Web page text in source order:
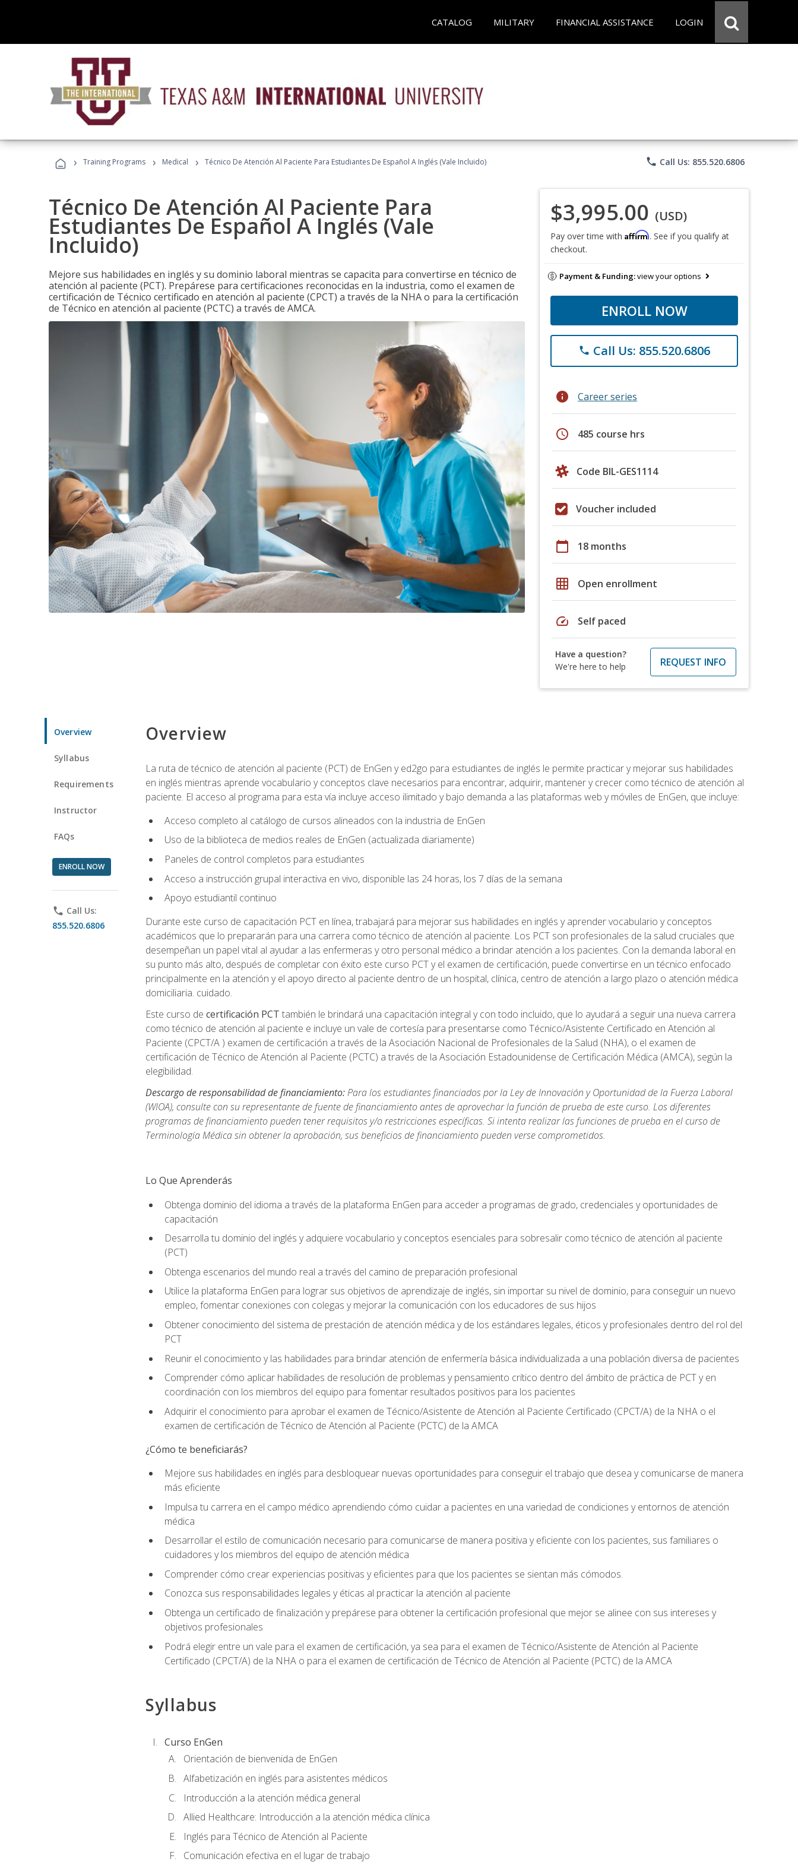
CATALOG MILITARY FINANCIAL ASSISTANCE LOGIN
› Training Programs › Medical › Técnico De Atención Al Paciente Para Estudiantes De Español A Inglés (Vale Incluido) phone Call Us: 855.520.6806
Técnico De Atención Al Paciente Para
Estudiantes De Español A Inglés (Vale
Incluido)
Mejore sus habilidades en inglés y su dominio laboral mientras se capacita para convertirse en técnico de
atención al paciente (PCT). Prepárese para certificaciones reconocidas en la industria, como el examen de
certificación de Técnico certificado en atención al paciente (CPCT) a través de la NHA o para la certificación
de Técnico en atención al paciente (PCTC) a través de AMCA.
$3,995.00 (USD)
Pay over time with Affirm. See if you qualify at
checkout.
Payment & Funding:view your options
ENROLL NOW
phone Call Us: 855.520.6806
info Career series
schedule 485 course hrs
Code BIL-GES1114
Voucher included
calendar_today 18 months
grid_on Open enrollment
speed Self paced
Have a question?
We're here to help
REQUEST INFO
Overview
Syllabus
Requirements
Instructor
FAQs
ENROLL NOW
phone Call Us:
855.520.6806
Overview
La ruta de técnico de atención al paciente (PCT) de EnGen y ed2go para estudiantes de inglés le permite practicar y mejorar sus habilidades
en inglés mientras aprende vocabulario y conceptos clave necesarios para encontrar, adquirir, mantener y crecer como técnico de atención al
paciente. El acceso al programa para esta vía incluye acceso ilimitado y bajo demanda a las plataformas web y móviles de EnGen, que incluye:
Acceso completo al catálogo de cursos alineados con la industria de EnGen
Uso de la biblioteca de medios reales de EnGen (actualizada diariamente)
Paneles de control completos para estudiantes
Acceso a instrucción grupal interactiva en vivo, disponible las 24 horas, los 7 días de la semana
Apoyo estudiantil continuo
Durante este curso de capacitación PCT en línea, trabajará para mejorar sus habilidades en inglés y aprender vocabulario y conceptos
académicos que lo prepararán para una carrera como técnico de atención al paciente. Los PCT son profesionales de la salud cruciales que
desempeñan un papel vital al ayudar a las enfermeras y otro personal médico a brindar atención a los pacientes. Con la demanda laboral en
su punto más alto, después de completar con éxito este curso PCT y el examen de certificación, puede convertirse en un técnico enfocado
principalmente en la atención y el apoyo directo al paciente dentro de un hospital, clínica, centro de atención a largo plazo o atención médica
domiciliaria. cuidado.
Este curso de certificación PCT también le brindará una capacitación integral y con todo incluido, que lo ayudará a seguir una nueva carrera
como técnico de atención al paciente e incluye un vale de cortesía para presentarse como Técnico/Asistente Certificado en Atención al
Paciente (CPCT/A ) examen de certificación a través de la Asociación Nacional de Profesionales de la Salud (NHA), o el examen de
certificación de Técnico de Atención al Paciente (PCTC) a través de la Asociación Estadounidense de Certificación Médica (AMCA), según la
elegibilidad.
Descargo de responsabilidad de financiamiento:Para los estudiantes financiados por la Ley de Innovación y Oportunidad de la Fuerza Laboral
(WIOA), consulte con su representante de fuente de financiamiento antes de aprovechar la función de prueba de este curso. Los diferentes
programas de financiamiento pueden tener requisitos y/o restricciones específicas. Si intenta realizar las funciones de prueba en el curso de
Terminología Médica sin obtener la aprobación, sus beneficios de financiamiento pueden verse comprometidos.
Lo Que Aprenderás
Obtenga dominio del idioma a través de la plataforma EnGen para acceder a programas de grado, credenciales y oportunidades de
capacitación
Desarrolla tu dominio del inglés y adquiere vocabulario y conceptos esenciales para sobresalir como técnico de atención al paciente
(PCT)
Obtenga escenarios del mundo real a través del camino de preparación profesional
Utilice la plataforma EnGen para lograr sus objetivos de aprendizaje de inglés, sin importar su nivel de dominio, para conseguir un nuevo
empleo, fomentar conexiones con colegas y mejorar la comunicación con los educadores de sus hijos
Obtener conocimiento del sistema de prestación de atención médica y de los estándares legales, éticos y profesionales dentro del rol del
PCT
Reunir el conocimiento y las habilidades para brindar atención de enfermería básica individualizada a una población diversa de pacientes
Comprender cómo aplicar habilidades de resolución de problemas y pensamiento crítico dentro del ámbito de práctica de PCT y en
coordinación con los miembros del equipo para fomentar resultados positivos para los pacientes
Adquirir el conocimiento para aprobar el examen de Técnico/Asistente de Atención al Paciente Certificado (CPCT/A) de la NHA o el
examen de certificación de Técnico de Atención al Paciente (PCTC) de la AMCA
¿Cómo te beneficiarás?
Mejore sus habilidades en inglés para desbloquear nuevas oportunidades para conseguir el trabajo que desea y comunicarse de manera
más eficiente
Impulsa tu carrera en el campo médico aprendiendo cómo cuidar a pacientes en una variedad de condiciones y entornos de atención
médica
Desarrollar el estilo de comunicación necesario para comunicarse de manera positiva y eficiente con los pacientes, sus familiares o
cuidadores y los miembros del equipo de atención médica
Comprender cómo crear experiencias positivas y eficientes para que los pacientes se sientan más cómodos.
Conozca sus responsabilidades legales y éticas al practicar la atención al paciente
Obtenga un certificado de finalización y prepárese para obtener la certificación profesional que mejor se alinee con sus intereses y
objetivos profesionales
Podrá elegir entre un vale para el examen de certificación, ya sea para el examen de Técnico/Asistente de Atención al Paciente
Certificado (CPCT/A) de la NHA o para el examen de certificación de Técnico de Atención al Paciente (PCTC) de la AMCA
Syllabus
Curso EnGen
Orientación de bienvenida de EnGen
Alfabetización en inglés para asistentes médicos
Introducción a la atención médica general
Allied Healthcare: Introducción a la atención médica clínica
Inglés para Técnico de Atención al Paciente
Comunicación efectiva en el lugar de trabajo